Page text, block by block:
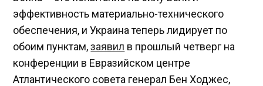
эффективность материально-технического
обеспечения, и Украина теперь лидирует по
обоим пунктам,заявил в прошлый четверг на
конференции в Евразийском центре
Атлантического совета генерал Бен Ходжес,